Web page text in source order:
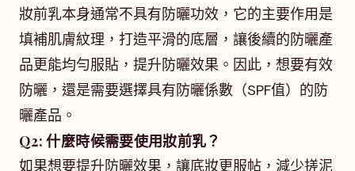
妝前乳本身通常不具有防曬功效，它的主要作用是
填補肌膚紋理，打造平滑的底層，讓後續的防曬產
品更能均勻服貼，提升防曬效果。因此，想要有效
防曬，還是需要選擇具有防曬係數（SPF值）的防
曬產品。
Q2: 什麼時候需要使用妝前乳？
如果想要提升防曬效果，讓底妝更服帖，減少搓泥